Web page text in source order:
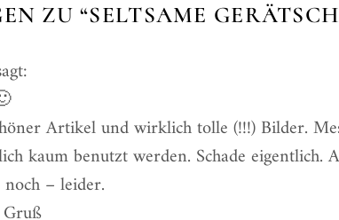
ZU “SELTSAME
Artikel und wirklich tolle (!!!) Bilder.
kaum benutzt werden. Schade
noch – leider.